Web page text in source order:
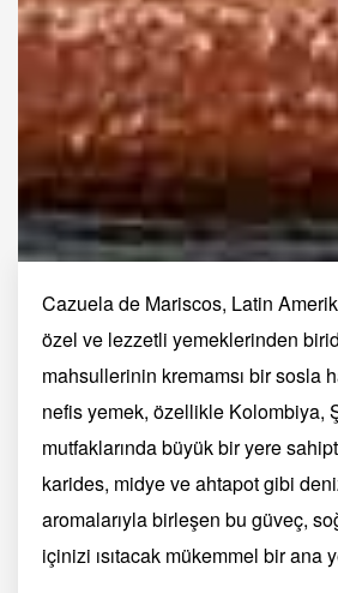
Cazuela de Mariscos, Latin
özel ve lezzetli yemeklerinden
mahsullerinin kremamsı bir sosla
nefis yemek, özellikle Kolombiya,
mutfaklarında büyük bir yere
karides, midye ve ahtapot gibi
aromalarıyla birleşen bu güveç,
içinizi ısıtacak mükemmel bir ana